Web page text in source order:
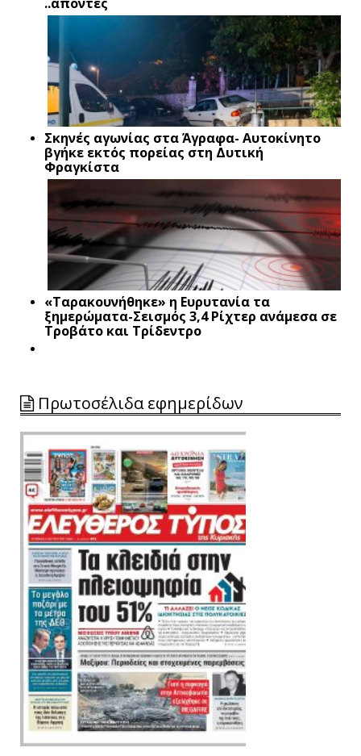
Σκηνές αγωνίας στα Άγραφα- Αυτοκίνητο
βγήκε εκτός πορείας στη Δυτική
Φραγκίστα
«Ταρακουνήθηκε» η Ευρυτανία τα
ξημερώματα-Σεισμός 3,4 Ρίχτερ ανάμεσα σε
Τροβάτο και Τρίδεντρο
Πρωτοσέλιδα εφημερίδων